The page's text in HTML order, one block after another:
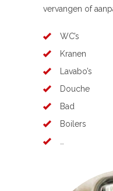
vervangen of
WC’s
Kranen
Lavabo’s
Douche
Bad
Boilers